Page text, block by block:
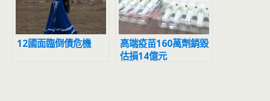
12國面臨倒債危機
高端疫苗160萬劑銷毀
估損14億元